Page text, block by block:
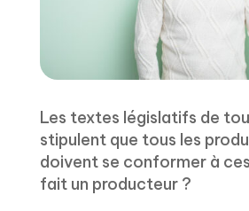
Les textes législatifs de
stipulent que tous les
doivent se conformer à
fait un producteur ?